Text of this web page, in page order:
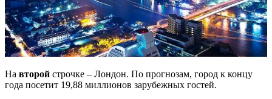
На второй строчке – Лондон. По прогнозам, город к концу
года посетит 19,88 миллионов зарубежных гостей.